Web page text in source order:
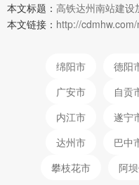
本文标题： 高铁达州南站建设
本文链接： http://
绵阳市 德阳
广安市
自贡
内江市
遂宁
达州市
巴中
攀枝花市
阿